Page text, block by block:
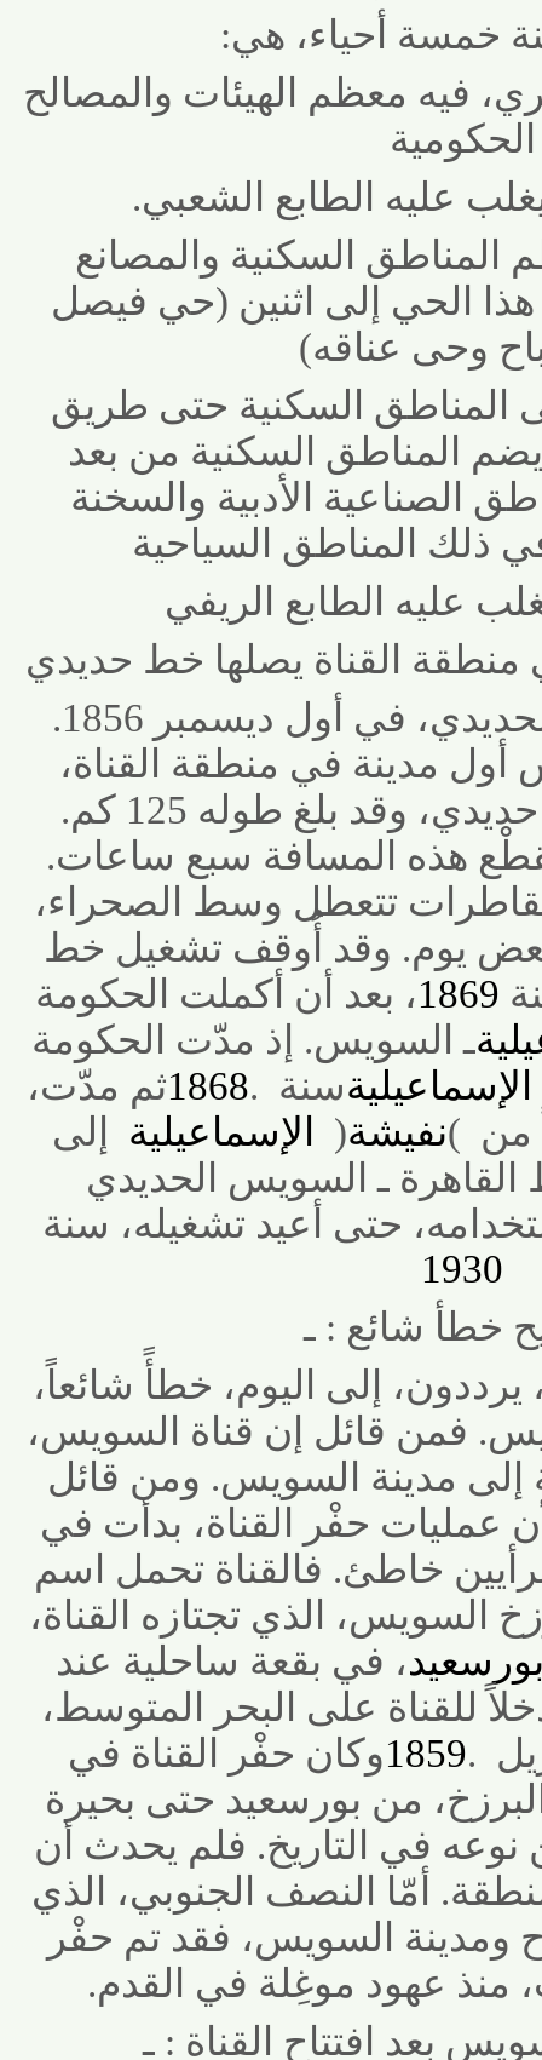
خمسة أحياء، هي:
معظم الهيئات والمصالح
عليه الطابع الشعبي.
السكنية والمصانع
الحي إلى اثنين (حي فيصل
وحى عناقه(
السكنية حتى طريق
المناطق السكنية من بعد
الأدبية والسخنة
ذلك المناطق السياحية
عليه الطابع الريفي
القناة يصلها خط حديدي
افتُتح خط السويس الحديدي، في أول ديسمبر 1856.
مدينة في منطقة القناة،
وقد بلغ طوله 125 كم
.
هذه المسافة سبع ساعات.
تتعطل وسط الصحراء،
يوم. وقد أُوقف تشغيل خط
1869، بعد أن أكملت الحكومة
ـ السويس. إذ مدّت الحكومة
سنة 1868.
ثم مدّت،
الإسماعيلية )نفيشة(
إلى
ـ السويس الحديدي
حتى أعيد تشغيله، سنة
1930
شائع : ـ
إلى اليوم، خطأً شائعاً،
فمن قائل إن قناة السويس،
مدينة السويس. ومن قائل
عمليات حفْر القناة، بدأت في
خاطئ. فالقناة تحمل اسم
السويس، الذي تجتازه القناة،
، في بقعة ساحلية عند
للقناة على البحر المتوسط،
1859.
وكان حفْر القناة في
من بورسعيد حتى بحيرة
في التاريخ. فلم يحدث أن
أمّا النصف الجنوبي، الذي
السويس، فقد تم حفْر
عهود موغِلة في القدم.
بعد افتتاح القناة : ـ